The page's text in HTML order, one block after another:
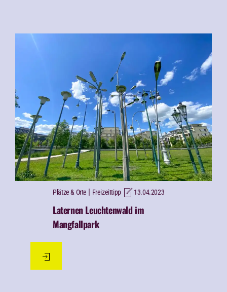
Plätze & Orte | Freizeittipp 13.04.2023
Laternen Leuchtenwald im
Mangfallpark